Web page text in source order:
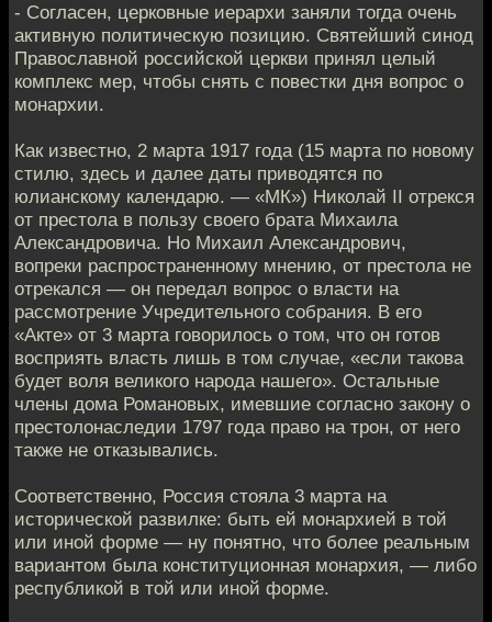
- Согласен, церковные иерархи заняли тогда очень
активную политическую позицию. Святейший синод
Православной российской церкви принял целый
комплекс мер, чтобы снять c повестки дня вопрос о
монархии.
Как известно, 2 марта 1917 года (15 марта по новому
стилю, здесь и далее даты приводятся по
юлианскому календарю. — «МК») Николай II отрекся
от престола в пользу своего брата Михаила
Александровича. Но Михаил Александрович,
вопреки распространенному мнению, от престола не
отрекался — он передал вопрос о власти на
рассмотрение Учредительного собрания. В его
«Акте» от 3 марта говорилось о том, что он готов
восприять власть лишь в том случае, «если такова
будет воля великого народа нашего». Остальные
члены дома Романовых, имевшие согласно закону о
престолонаследии 1797 года право на трон, от него
также не отказывались.
Соответственно, Россия стояла 3 марта на
исторической развилке: быть ей монархией в той
или иной форме — ну понятно, что более реальным
вариантом была конституционная монархия, — либо
республикой в той или иной форме.